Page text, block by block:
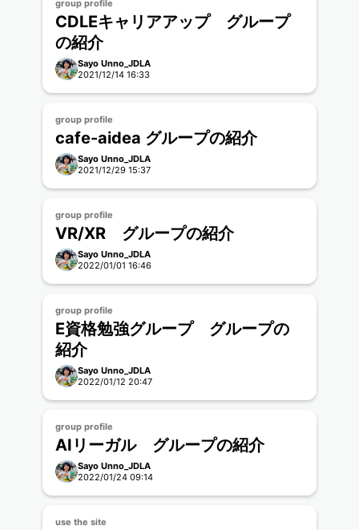
group profile
CDLEキャリアアップ グループ
の紹介
Sayo Unno_JDLA
2021/12/14 16:33
group profile
cafe-aidea グループの紹介
Sayo Unno_JDLA
2021/12/29 15:37
group profile
VR/XR グループの紹介
Sayo Unno_JDLA
2022/01/01 16:46
group profile
E資格勉強グループ グループの
紹介
Sayo Unno_JDLA
2022/01/12 20:47
group profile
AIリーガル グループの紹介
Sayo Unno_JDLA
2022/01/24 09:14
use the site